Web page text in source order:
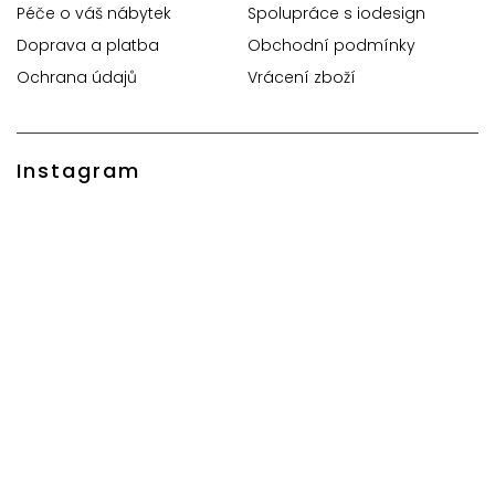
Péče o váš nábytek
Spolupráce s iodesign
Doprava a platba
Obchodní podmínky
Ochrana údajů
Vrácení zboží
Instagram